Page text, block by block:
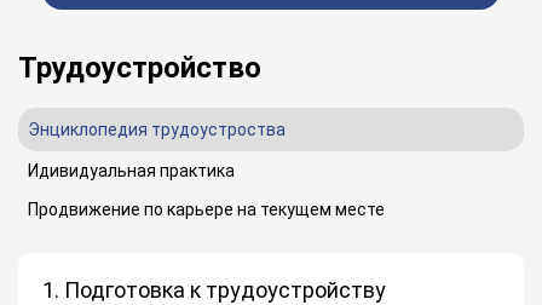
Трудоустройство
Энциклопедия трудоустроства
Идивидуальная практика
Продвижение по карьере на текущем месте
1. Подготовка к трудоустройству